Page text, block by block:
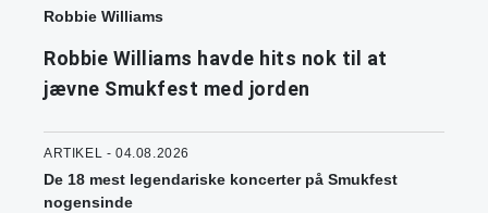
Robbie Williams
Robbie Williams havde hits nok til at
jævne Smukfest med jorden
ARTIKEL - 04.08.2026
De 18 mest legendariske koncerter på Smukfest
nogensinde